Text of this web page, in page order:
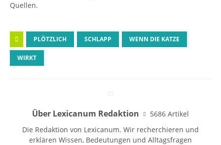
Quellen.
PLÖTZLICH SCHLAPP WENN DIE KATZE
WIRKT
Über Lexicanum Redaktion
5686 Artikel
Die Redaktion von Lexicanum. Wir recherchieren und
erklären Wissen, Bedeutungen und Alltagsfragen